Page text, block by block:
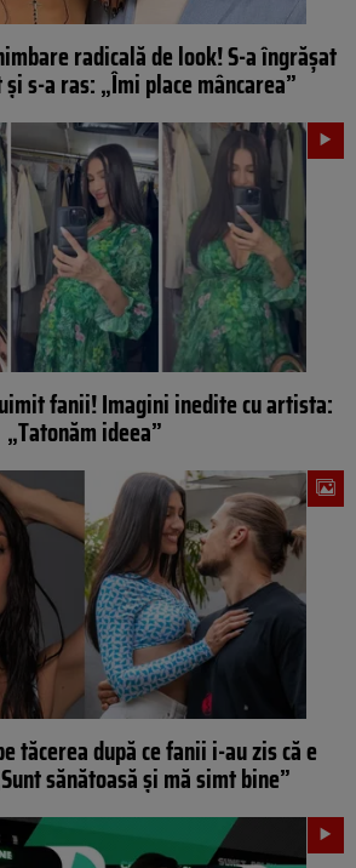
radicală de look! S-a îngrășat
s-a ras: „Îmi place mâncarea”
fanii! Imagini inedite cu artista:
„Tatonăm ideea”
tăcerea după ce fanii i-au zis că e
sănătoasă și mă simt bine”